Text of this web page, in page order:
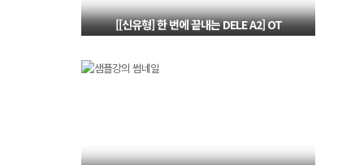
[[신유형] 한 번에 끝내는 DELE A2] OT